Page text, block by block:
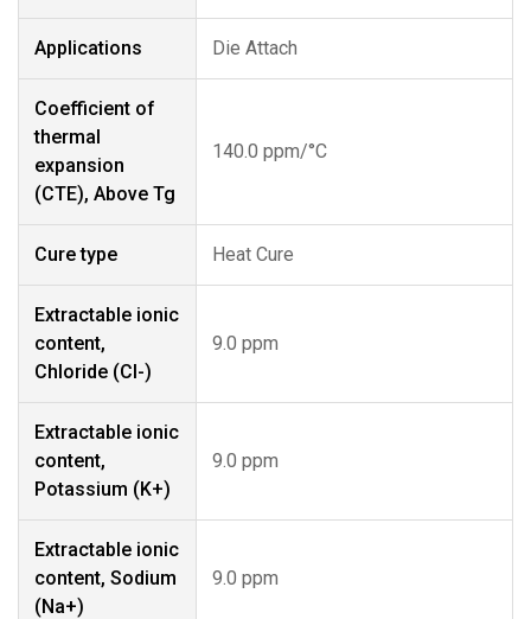
Applications Die Attach
Coefficient of
thermal
expansion
(CTE), Above Tg
140.0 ppm/°C
Cure type Heat Cure
Extractable ionic
content,
Chloride (CI-)
9.0 ppm
Extractable ionic
content,
Potassium (K+)
9.0 ppm
Extractable ionic
content, Sodium
(Na+)
9.0 ppm